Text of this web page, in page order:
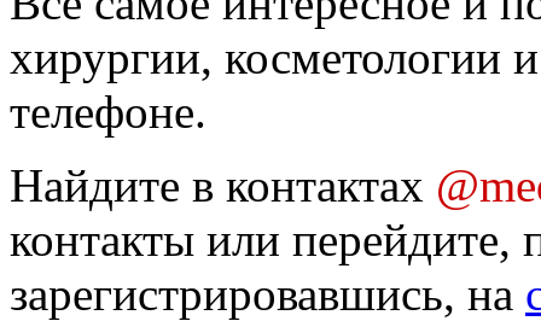
хирургии, косметологии
телефоне.
Найдите в контактах
контакты или перейдите,
зарегистрировавшись, на